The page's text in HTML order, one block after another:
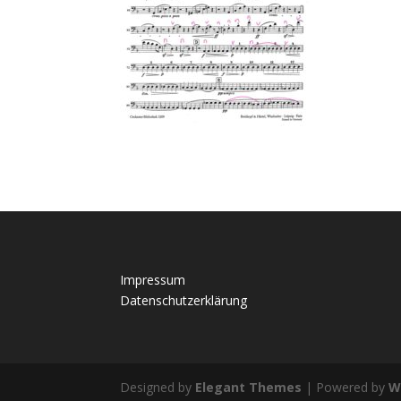
Impressum
Datenschutzerklärung
Designed by Elegant Themes | Powered by